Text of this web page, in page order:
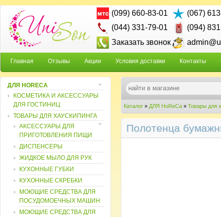
(099) 660-83-01
(067)
(044) 331-79-01
(094)
Заказать звонок
Главная Отзывы Акции Условия доставки Контакты
Каталог » ДЛЯ HoReCa » Товары для
Полотенца
ДЛЯ HORECA
КОСМЕТИКА И АКСЕССУАРЫ
ДЛЯ ГОСТИНИЦ
ТОВАРЫ ДЛЯ ХАУСКИПИНГА
АКСЕССУАРЫ ДЛЯ
ПРИГОТОВЛЕНИЯ ПИЩИ
ДИСПЕНСЕРЫ
ЖИДКОЕ МЫЛО ДЛЯ РУК
КУХОННЫЕ ГУБКИ
КУХОННЫЕ СКРЕБКИ
МОЮЩИЕ СРЕДСТВА ДЛЯ
ПОСУДОМОЕЧНЫХ МАШИН
МОЮЩИЕ СРЕДСТВА ДЛЯ